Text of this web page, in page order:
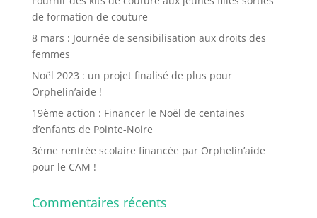
de formation de couture
8 mars : Journée de sensibilisation aux droits des
femmes
Noël 2023 : un projet finalisé de plus pour
Orphelin’aide !
19ème action : Financer le Noël de centaines
d’enfants de Pointe-Noire
3ème rentrée scolaire financée par Orphelin’aide
pour le CAM !
Commentaires récents